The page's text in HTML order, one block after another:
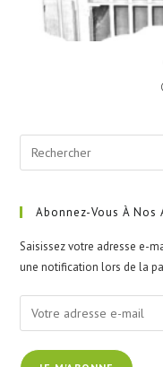
Abonnez-Vous À
Saisissez votre adresse e-
une notification lors de la
Votre
adresse
e-